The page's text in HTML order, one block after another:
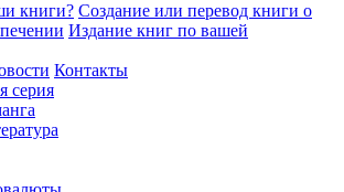
книги? Создание или перевод книги о
Издание книг по вашей
Контакты
серия